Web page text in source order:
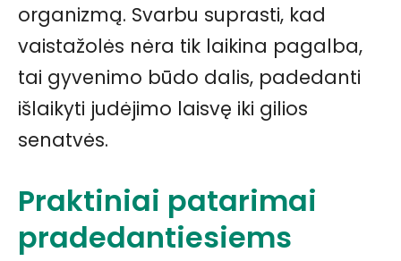
organizmą. Svarbu suprasti, kad
vaistažolės nėra tik laikina pagalba,
tai gyvenimo būdo dalis, padedanti
išlaikyti judėjimo laisvę iki gilios
senatvės.
Praktiniai patarimai
pradedantiesiems